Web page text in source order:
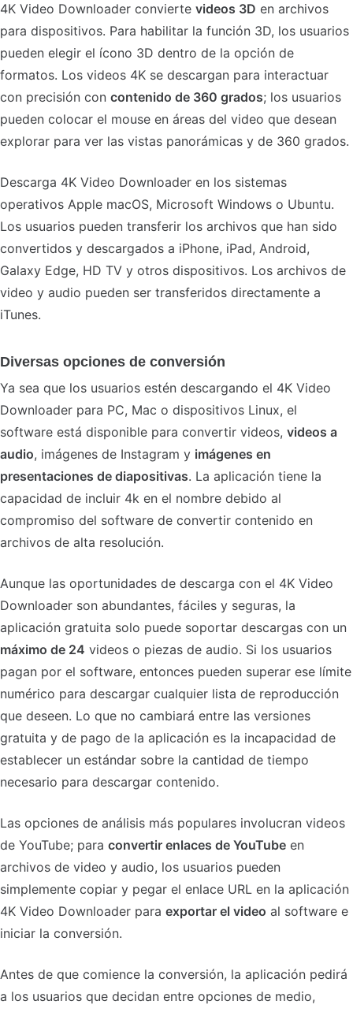
4K Video Downloader convierte videos 3D en archivos
para dispositivos. Para habilitar la función 3D, los usuarios
pueden elegir el ícono 3D dentro de la opción de
formatos. Los videos 4K se descargan para interactuar
con precisión con contenido de 360 grados; los usuarios
pueden colocar el mouse en áreas del video que desean
explorar para ver las vistas panorámicas y de 360 grados.
Descarga 4K Video Downloader en los sistemas
operativos Apple macOS, Microsoft Windows o Ubuntu.
Los usuarios pueden transferir los archivos que han sido
convertidos y descargados a iPhone, iPad, Android,
Galaxy Edge, HD TV y otros dispositivos. Los archivos de
video y audio pueden ser transferidos directamente a
iTunes.
Diversas opciones de conversión
Ya sea que los usuarios estén descargando el 4K Video
Downloader para PC, Mac o dispositivos Linux, el
software está disponible para convertir videos, videos a
audio, imágenes de Instagram y imágenes en
presentaciones de diapositivas. La aplicación tiene la
capacidad de incluir 4k en el nombre debido al
compromiso del software de convertir contenido en
archivos de alta resolución.
Aunque las oportunidades de descarga con el 4K Video
Downloader son abundantes, fáciles y seguras, la
aplicación gratuita solo puede soportar descargas con un
máximo de 24 videos o piezas de audio. Si los usuarios
pagan por el software, entonces pueden superar ese límite
numérico para descargar cualquier lista de reproducción
que deseen. Lo que no cambiará entre las versiones
gratuita y de pago de la aplicación es la incapacidad de
establecer un estándar sobre la cantidad de tiempo
necesario para descargar contenido.
Las opciones de análisis más populares involucran videos
de YouTube; para convertir enlaces de YouTube en
archivos de video y audio, los usuarios pueden
simplemente copiar y pegar el enlace URL en la aplicación
4K Video Downloader para exportar el video al software e
iniciar la conversión.
Antes de que comience la conversión, la aplicación pedirá
a los usuarios que decidan entre opciones de medio,